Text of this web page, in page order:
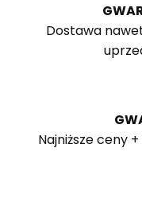
Dostawa
Najniższe ceny